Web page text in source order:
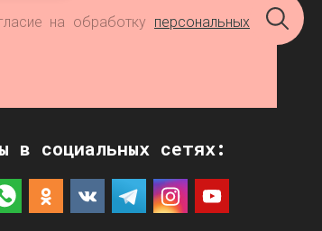
на обработку персональных
в социальных сетях: